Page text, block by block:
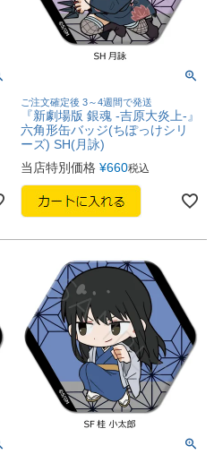
ご注文確定後 3～4週間で発送
『新劇場版 銀魂 -吉原大炎上-』
六角形缶バッジ(ちぽっけシリ
ーズ) SH(月詠)
当店特別価格 ¥660税込